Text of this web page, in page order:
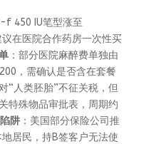
f 450 IU笔型涨至
在医院合作药房一次性买
：部分医院麻醉费单独由
，需确认是否含在套餐
“人类胚胎”不征关税，但
特殊物品审批表，周期约
阱：美国部分保险公司推
居民，持B签客户无法使